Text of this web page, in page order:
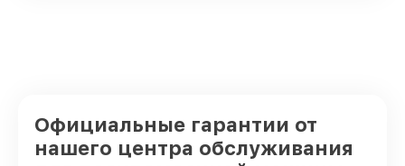
Официальные гарантии от
нашего центра обслуживания